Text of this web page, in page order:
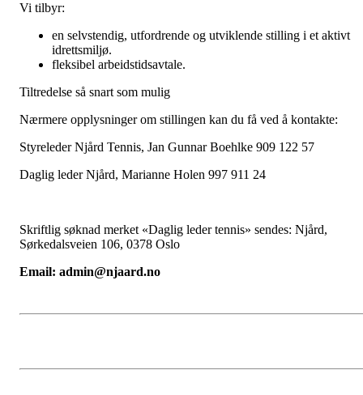
Vi tilbyr:
en selvstendig, utfordrende og utviklende stilling i et aktivt
idrettsmiljø.
fleksibel arbeidstidsavtale.
Tiltredelse så snart som mulig
Nærmere opplysninger om stillingen kan du få ved å kontakte:
Styreleder Njård Tennis, Jan Gunnar Boehlke 909 122 57
Daglig leder Njård, Marianne Holen 997 911 24
Skriftlig søknad merket «Daglig leder tennis» sendes: Njård,
Sørkedalsveien 106, 0378 Oslo
Email: admin@njaard.no